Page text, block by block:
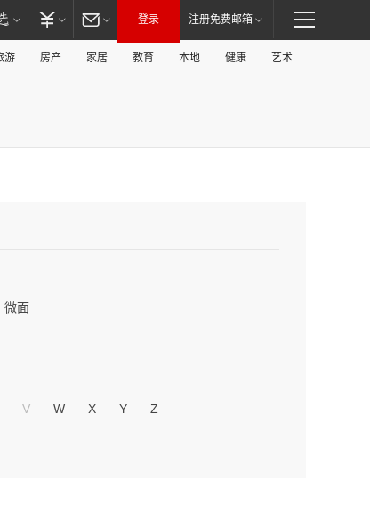
登录 注册免费邮箱
游 房产 家居 教育 本地 健康 艺术
微面
V W X Y Z